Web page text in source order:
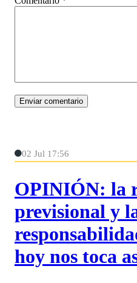
02 Jul 17:56
OPINIÓN: la
previsional y
hoy nos toca